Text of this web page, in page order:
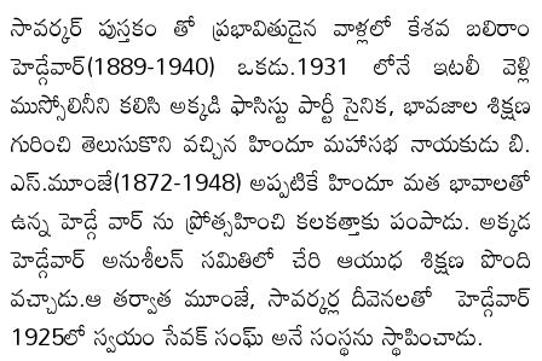
సావర్కర్ పుస్తకం తో ప్రభావితుడైన వాళ్లలో కేశవ బలిరాం
హెడ్గేవార్(1889-1940) ఒకడు.1931 లోనే ఇటలీ వెళ్లి
ముస్సోలినీని కలిసి అక్కడి ఫాసిస్టు పార్టీ సైనిక, భావజాల శిక్షణ
గురించి తెలుసుకొని వచ్చిన హిందూ మహాసభ నాయకుడు బి.
ఎస్.మూంజే(1872-1948) అప్పటికే హిందూ మత భావాలతో
ఉన్న హెడ్గే వార్ ను ప్రోత్సహించి కలకత్తాకు పంపాడు. అక్కడ
హెడ్గేవార్ అనుశీలన్ సమితిలో చేరి ఆయుధ శిక్షణ పొంది
వచ్చాడు.ఆ తర్వాత మూంజే, సావర్కర్ల దీవెనలతో హెడ్గేవార్
1925లో స్వయం సేవక్ సంఘ్ అనే సంస్థను స్థాపించాడు.